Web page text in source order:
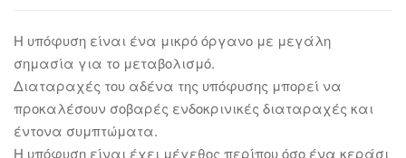
H υπόφυση είναι ένα μικρό όργανο με μεγάλη
σημασία για το μεταβολισμό.
Διαταραχές του αδένα της υπόφυσης μπορεί να
προκαλέσουν σοβαρές ενδοκρινικές διαταραχές και
έντονα συμπτώματα.
Η υπόφυση είναι έχει μέγεθος περίπου όσο ένα κεράσι